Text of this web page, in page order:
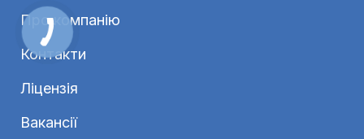
Про компанію
Контакти
Ліцензія
Вакансії